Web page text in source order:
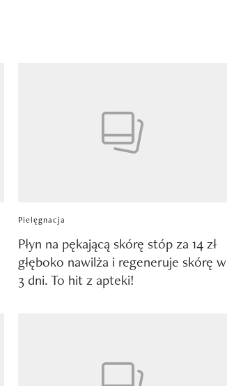
Pielęgnacja
Płyn na pękającą skórę stóp za 14 zł
głęboko nawilża i regeneruje skórę w
3 dni. To hit z apteki!